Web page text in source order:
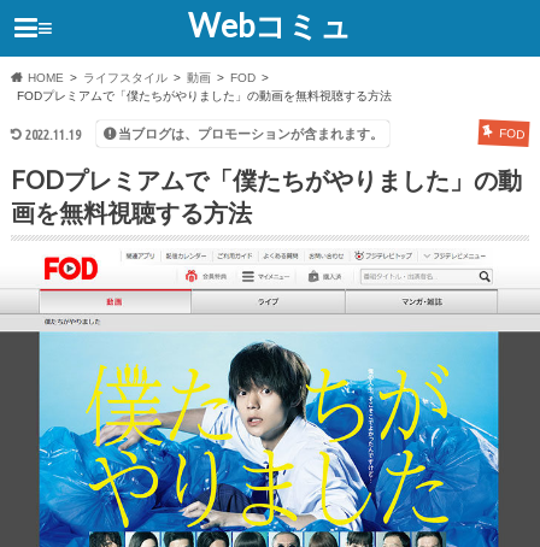
Webコミュ
≡
HOME ライフスタイル 動画
FOD
FODプレミアムで「僕たちがやりました」の動画を無料視聴する方法
2022.11.19 FOD
当ブログは、プロモーションが含まれます。
FODプレミアムで「僕たちがやりました」の動
画を無料視聴する方法